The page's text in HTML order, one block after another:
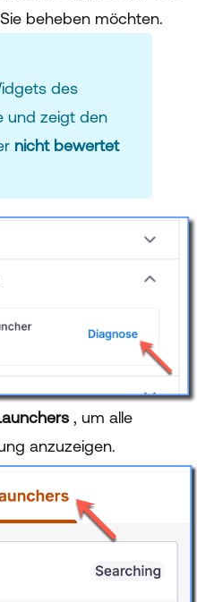
beheben möchten.
des
und zeigt den
nicht bewertet
, um alle
anzuzeigen.